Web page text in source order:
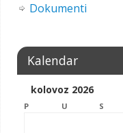
Dokumenti
Kalendar
kolovoz 2026
P U S